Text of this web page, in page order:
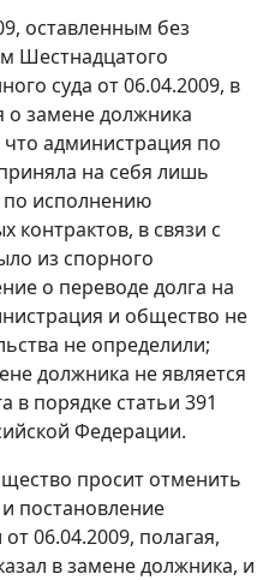
оставленным без
Шестнадцатого
суда от 06.04.2009, в
о замене должника
что администрация по
на себя лишь
по исполнению
контрактов, в связи с
из спорного
о переводе долга на
и общество не
не определили;
должника не является
в порядке статьи 391
Федерации.
просит отменить
постановление
06.04.2009, полагая,
в замене должника, и